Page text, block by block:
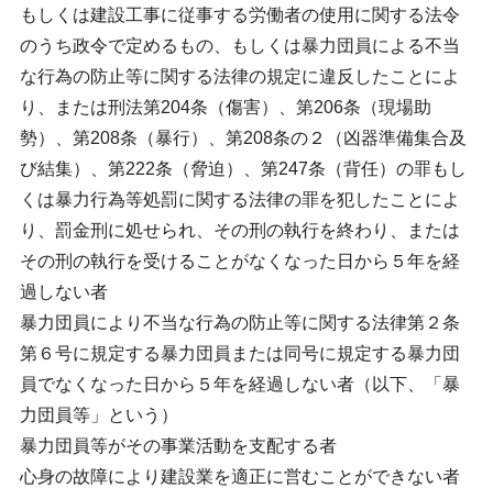
もしくは建設工事に従事する労働者の使用に関する法令
のうち政令で定めるもの、もしくは暴力団員による不当
な行為の防止等に関する法律の規定に違反したことによ
り、または刑法第204条（傷害）、第206条（現場助
勢）、第208条（暴行）、第208条の２（凶器準備集合及
び結集）、第222条（脅迫）、第247条（背任）の罪もし
くは暴力行為等処罰に関する法律の罪を犯したことによ
り、罰金刑に処せられ、その刑の執行を終わり、または
その刑の執行を受けることがなくなった日から５年を経
過しない者
暴力団員により不当な行為の防止等に関する法律第２条
第６号に規定する暴力団員または同号に規定する暴力団
員でなくなった日から５年を経過しない者（以下、「暴
力団員等」という）
暴力団員等がその事業活動を支配する者
心身の故障により建設業を適正に営むことができない者